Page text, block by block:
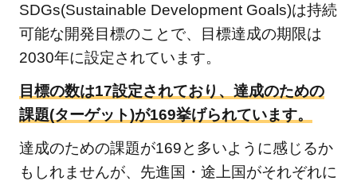
SDGs(Sustainable Development Goals)は持続
可能な開発目標のことで、目標達成の期限は
2030年に設定されています。
目標の数は17設定されており、達成のための
課題(ターゲット)が169挙げられています。
達成のための課題が169と多いように感じるか
もしれませんが、先進国・途上国がそれぞれに